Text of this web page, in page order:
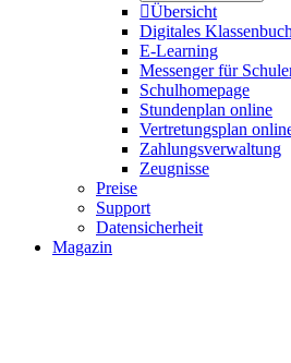
Übersicht
Digitales Klassenbuch
E-Learning
Messenger für
Schulhomepage
Stundenplan online
Vertretungsplan
Zahlungsverwaltung
Zeugnisse
Preise
Support
Datensicherheit
Magazin